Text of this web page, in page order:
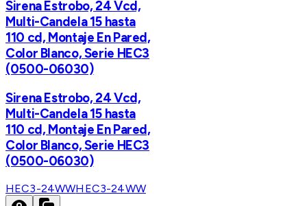
Sirena Estrobo, 24 Vcd,
Multi-Candela 15 hasta
110 cd, Montaje En Pared,
Color Blanco, Serie HEC3
(0500-06030)
Sirena Estrobo, 24 Vcd,
Multi-Candela 15 hasta
110 cd, Montaje En Pared,
Color Blanco, Serie HEC3
(0500-06030)
HEC3-24WWHEC3-24WW